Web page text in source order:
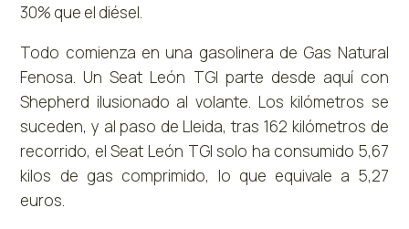
30% que el diésel.
Todo comienza en una gasolinera de Gas Natural
Fenosa. Un Seat León TGI parte desde aquí con
Shepherd ilusionado al volante. Los kilómetros se
suceden, y al paso de Lleida, tras 162 kilómetros de
recorrido, el Seat León TGI solo ha consumido 5,67
kilos de gas comprimido, lo que equivale a 5,27
euros.